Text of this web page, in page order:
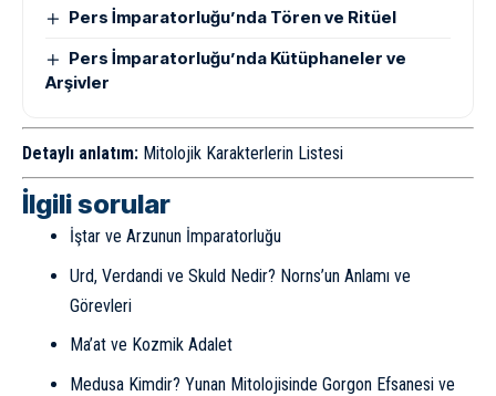
Pers İmparatorluğu’nda Tören ve Ritüel
Pers İmparatorluğu’nda Kütüphaneler ve
Arşivler
Detaylı anlatım: Mitolojik Karakterlerin Listesi
İlgili sorular
İştar ve Arzunun İmparatorluğu
Urd, Verdandi ve Skuld Nedir? Norns’un Anlamı ve
Görevleri
Ma’at ve Kozmik Adalet
Medusa Kimdir? Yunan Mitolojisinde Gorgon Efsanesi ve